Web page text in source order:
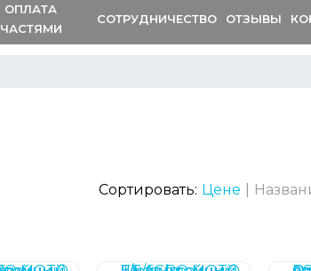
ОПЛАТА
ЧАСТЯМИ
СОТРУДНИЧЕСТВО ОТЗЫВЫ
Сортировать: Цене